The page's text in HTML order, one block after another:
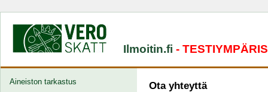
Ilmoitin.fi -
Aineiston tarkastus Ota yhteyttä